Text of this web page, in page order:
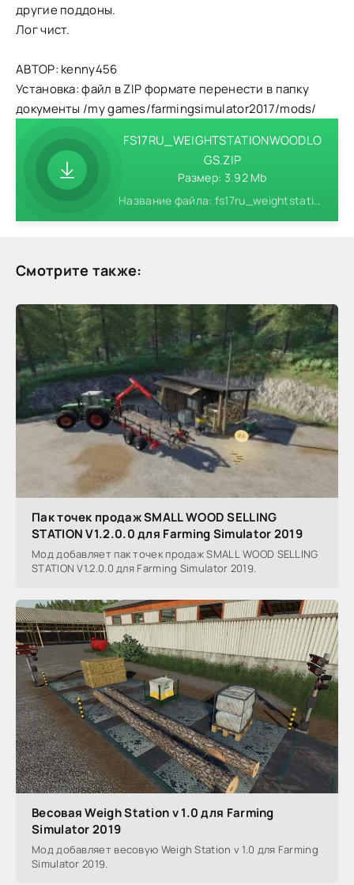
другие поддоны.
Лог чист.
АВТОР: kenny456
Установка: файл в ZIP формате перенести в папку
документы /my games/farmingsimulator2017/mods/
FS17RU_WEIGHTSTATIONWOODLO
GS.ZIP
Размер: 3.92 Mb
Название файла: fs17ru_weightstationwoodlogs.zip
Смотрите также:
Пак точек продаж SMALL WOOD SELLING
STATION V1.2.0.0 для Farming Simulator 2019
Мод добавляет пак точек продаж SMALL WOOD SELLING
STATION V1.2.0.0 для Farming Simulator 2019.
Весовая Weigh Station v 1.0 для Farming
Simulator 2019
Мод добавляет весовую Weigh Station v 1.0 для Farming
Simulator 2019.